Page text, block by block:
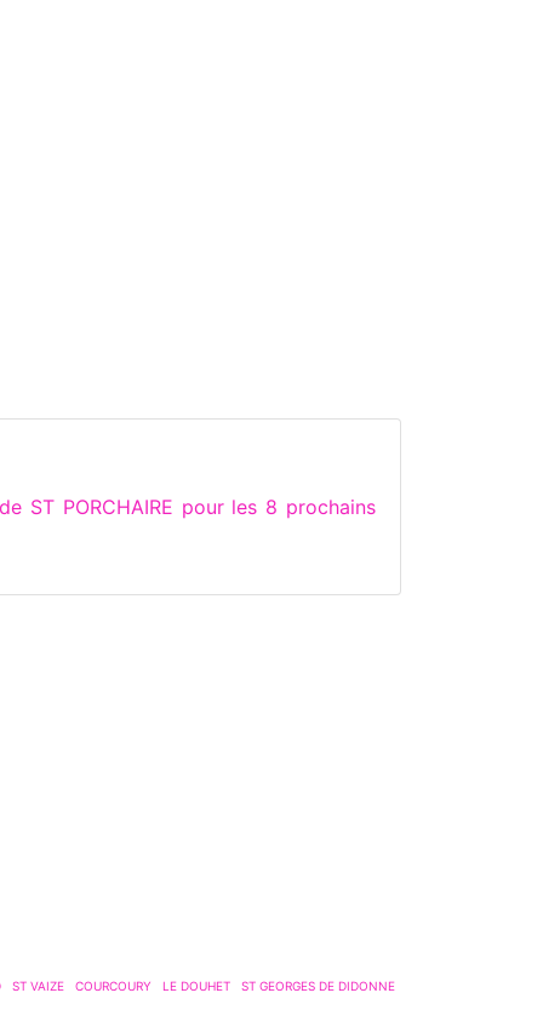
ST PORCHAIRE pour les 8 prochains
ST VAIZE COURCOURY LE DOUHET
ST GEORGES DE DIDONNE